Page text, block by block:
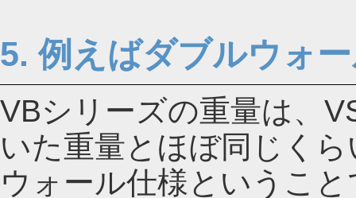
5. 例えばダブルウォ
VBシリーズの重量は、
いた重量とほぼ同じく
ウォール仕様というこ